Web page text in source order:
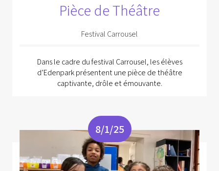
Pièce de Théâtre
Festival Carrousel
Dans le cadre du festival Carrousel, les élèves
d’Edenpark présentent une pièce de théâtre
captivante, drôle et émouvante.
8/1/25